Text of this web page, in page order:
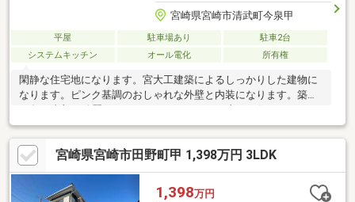
宮崎県宮崎市清武町今泉甲
平屋 駐車場あり
駐車2台
システムキッチン
オール電化 所有権
閑静な住宅地になります。宮大工建築によるしっかりした建物に
なります。ピンク基調のおしゃれな外壁と内装になります。築後
きます。
宮崎県宮崎市田野町甲 1,398万円 3LDK
1,398万円